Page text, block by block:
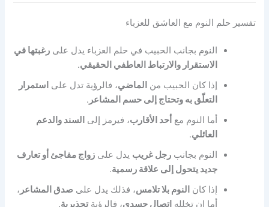
تفسير حلم النوم مع العاشق للعزباء
النوم بجانب الحبيب في حلم العزباء يدل علىرغبتها في
الاستقرار والارتباط العاطفي الحقيقي.
إذا كان الحبيب من الماضي، فالرؤية تدل على استمرار
التعلّق به وتحتاج إلى حسم المشاعر .
أما النوم مع أحد الأقارب، فيرمز إلى السند والدعم
العائلي.
النوم بجانبرجل غريب يدل علىزواج مفاجئ أو تعارف
جديد يتحول إلى علاقة رسمية.
إذا كان النوم بلا تلامس، فذلك يدل على صدق المشاعر ،
أما إن تخلله اتصال جسدي، فالرؤيةتحذيرية.